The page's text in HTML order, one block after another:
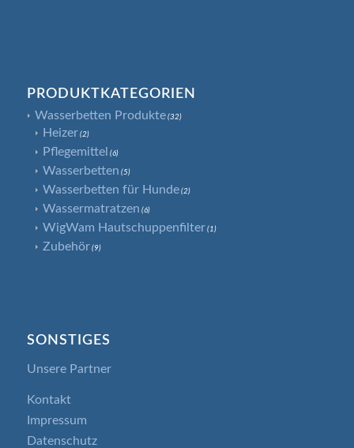
PRODUKTKATEGORIEN
Wasserbetten Produkte (32)
Heizer (2)
Pflegemittel (6)
Wasserbetten (5)
Wasserbetten für Hunde (2)
Wassermatratzen (6)
WigWam Hautschuppenfilter (1)
Zubehör (9)
SONSTIGES
Unsere Partner
Kontakt
Impressum
Datenschutz